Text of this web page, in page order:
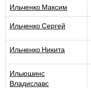
Ильченко Максим
Ильченко Сергей
Ильченко Никита
Ильюшинс
Владиславс